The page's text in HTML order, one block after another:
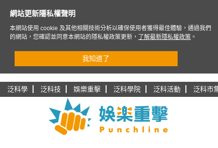
泛科學 泛科技 娛樂重擊 泛科學院 泛科活動 泛科市
網站更新隱私權聲明
本網站使用 cookie 及其他相關技術分析以確保使用者獲得最佳體驗，通過我們
的網站，您確認並同意本網站的隱私權政策更新，
了解最新隱私權政策 。
我知道了